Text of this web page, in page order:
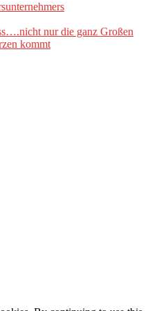
nur die ganz Großen
kommt